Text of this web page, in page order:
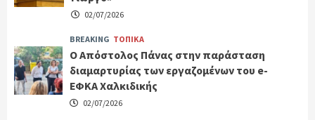
02/07/2026
BREAKING ΤΟΠΙΚΑ
Ο Απόστολος Πάνας στην παράσταση
διαμαρτυρίας των εργαζομένων του e-
ΕΦΚΑ Χαλκιδικής
02/07/2026